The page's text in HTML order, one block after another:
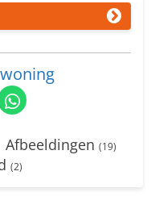
Afbeeldingen (19)
(2)